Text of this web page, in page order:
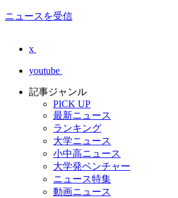
ニュースを受信
x
youtube
記事ジャンル
PICK UP
最新ニュース
ランキング
大学ニュース
小中高ニュース
大学発ベンチャー
ニュース特集
動画ニュース